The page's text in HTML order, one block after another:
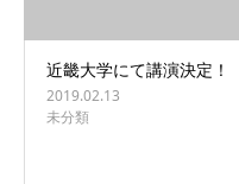
近畿大学にて講演決定！
2019.02.13
未分類